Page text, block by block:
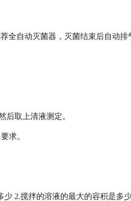
全自动灭菌器，灭菌结束后自动排
后取上清液测定。
求。
2.搅拌的溶液的最大的容积是多